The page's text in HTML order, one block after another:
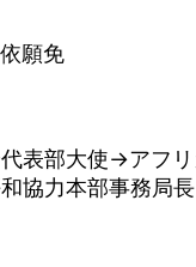
願免
表部大使→アフリ
協力本部事務局